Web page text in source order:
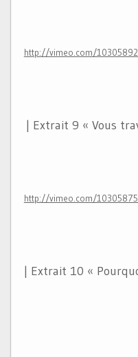
http://vimeo.com/
| Extrait 9 « Vous
http://vimeo.com/
| Extrait 10 «